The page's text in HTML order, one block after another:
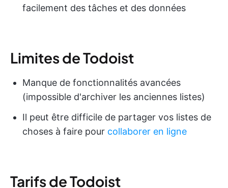
facilement des tâches et des données
Limites de Todoist
Manque de fonctionnalités avancées
(impossible d'archiver les anciennes listes)
Il peut être difficile de partager vos listes de
choses à faire pour collaborer en ligne
Tarifs de Todoist